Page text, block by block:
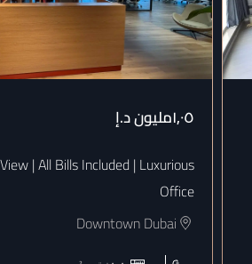
١٫٠٥مليون د.إ
| All Bills Included | Luxurious
Office
Downtown Dubai